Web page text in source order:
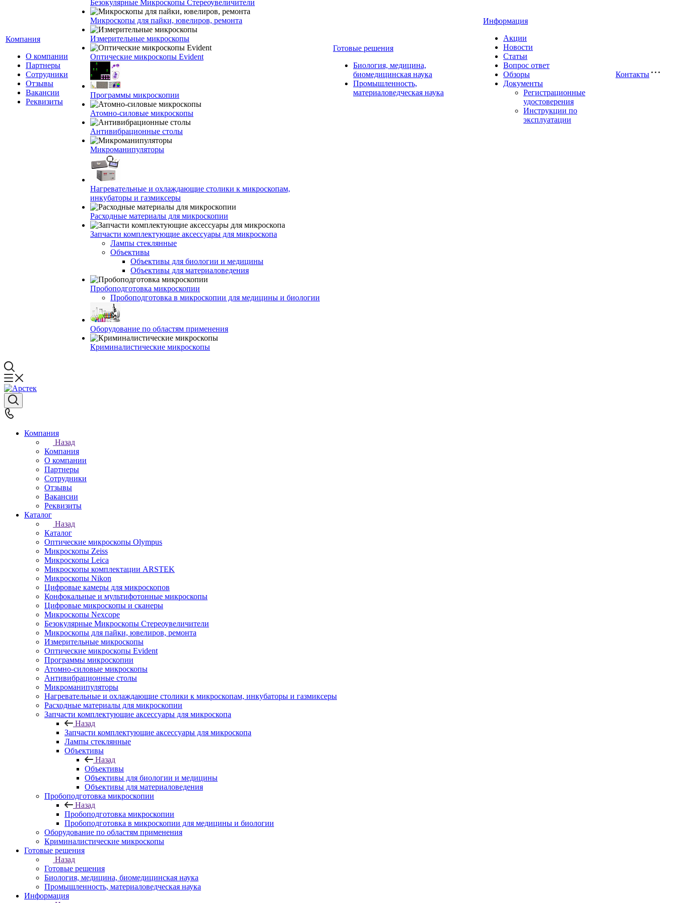
Компания
О компании
Партнеры
Сотрудники
Отзывы
Вакансии
Реквизиты
Безокулярные Микроскопы Стереоувеличители
Микроскопы для пайки, ювелиров, ремонта
Измерительные микроскопы
Оптические микроскопы Evident
Программы микроскопии
Атомно-силовые микроскопы
Антивибрационные столы
Микроманипуляторы
Нагревательные и охлаждающие столики к микроскопам,
инкубаторы и газмиксеры
Расходные материалы для микроскопии
Запчасти комплектующие аксессуары для микроскопа
Лампы стеклянные
Объективы
Объективы для биологии и медицины
Объективы для материаловедения
Пробоподготовка микроскопии
Пробоподготовка в микроскопии для медицины и биологии
Оборудование по областям применения
Криминалистические микроскопы
Готовые решения
Биология, медицина,
биомедицинская наука
Промышленность,
материаловедческая наука
Информация
Акции
Новости
Статьи
Вопрос ответ
Обзоры
Документы
Регистрационные
удостоверения
Инструкции по
эксплуатации
Контакты
Компания
Назад
Компания
О компании
Партнеры
Сотрудники
Отзывы
Вакансии
Реквизиты
Каталог
Назад
Каталог
Оптические микроскопы Olympus
Микроскопы Zeiss
Микроскопы Leica
Микроскопы комплектации ARSTEK
Микроскопы Nikon
Цифровые камеры для микроскопов
Конфокальные и мультифотонные микроскопы
Цифровые микроскопы и сканеры
Микроскопы Nexcope
Безокулярные Микроскопы Стереоувеличители
Микроскопы для пайки, ювелиров, ремонта
Измерительные микроскопы
Оптические микроскопы Evident
Программы микроскопии
Атомно-силовые микроскопы
Антивибрационные столы
Микроманипуляторы
Нагревательные и охлаждающие столики к микроскопам, инкубаторы и газмиксеры
Расходные материалы для микроскопии
Запчасти комплектующие аксессуары для микроскопа
Назад
Запчасти комплектующие аксессуары для микроскопа
Лампы стеклянные
Объективы
Назад
Объективы
Объективы для биологии и медицины
Объективы для материаловедения
Пробоподготовка микроскопии
Назад
Пробоподготовка микроскопии
Пробоподготовка в микроскопии для медицины и биологии
Оборудование по областям применения
Криминалистические микроскопы
Готовые решения
Назад
Готовые решения
Биология, медицина, биомедицинская наука
Промышленность, материаловедческая наука
Информация